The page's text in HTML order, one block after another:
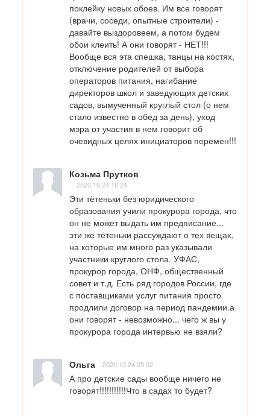
поклейку новых обоев. Им все говорят
(врачи, соседи, опытные строители) -
давайте выздоровеем, а потом будем
обои клеить! А они говорят - НЕТ!!!
Вообще вся эта спешка, танцы на костях,
отключение родителей от выбора
операторов питания, нагибание
директоров школ и заведующих детских
садов, вымученный круглый стол (о нем
стало известно в обед за день), уход
мэра от участия в нем говорит об
очевидных целях инициаторов перемен!!!
Козьма Прутков
2020.10.24 16:24
Эти тётеньки без юридического
образования учили прокурора города, что
он не может выдать им предписание...
эти же тётеньки рассуждают о тех вещах,
на которые им много раз указывали
участники круглого стола. УФАС,
прокурор города, ОНФ, общественный
совет и т.д. Есть ряд городов России, где
с поставщиками услуг питания просто
продлили договор на период пандемии.а
они говорят - невозможно... чего ж вы у
прокурора города интервью не взяли?
Ольга 2020.10.24 05:02
А про детские сады вообще ничего не
говорят!!!!!!!!!!!Что в садах то будет?